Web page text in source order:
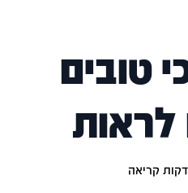
טובים
דקות קריאה